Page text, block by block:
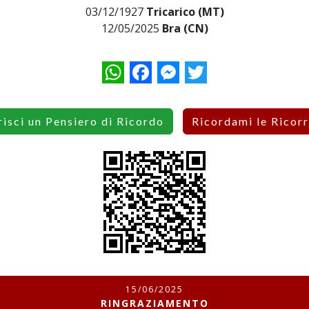
03/12/1927 Tricarico (MT)
12/05/2025 Bra (CN)
WhatsAppFacebookMessenger
Twitter
un Pensiero di Ricordo Ricordami le
15/06/2025
RINGRAZIAMENTO